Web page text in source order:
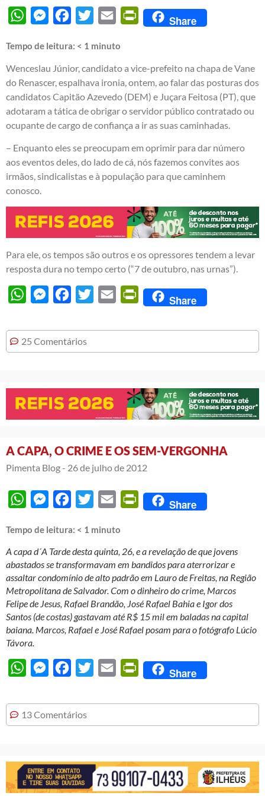
WhatsAppMessengerFacebook
Twitter Email PrintFriendly
Share
Tempo de leitura: < 1 minuto
Wenceslau Júnior, candidato a vice-prefeito na chapa de Vane
do Renascer, espalhava ironia, ontem, ao falar das posturas dos
candidatos Capitão Azevedo (DEM) e Juçara Feitosa (PT), que
adotaram a tática de obrigar o servidor público contratado ou
ocupante de cargo de confiança a ir as suas caminhadas.
– Enquanto eles se preocupam em oprimir para dar número
aos eventos deles, do lado de cá, nós fazemos convites aos
irmãos, sindicalistas e à população para que caminhem
conosco.
Para ele, os tempos são outros e os opressores tendem a levar
resposta dura no tempo certo (“7 de outubro, nas urnas”).
WhatsAppMessengerFacebook
Twitter Email PrintFriendly
Share
25 Comentários
A CAPA, O CRIME E OS SEM-VERGONHA
Pimenta Blog - 26 de julho de 2012
WhatsAppMessengerFacebook
Twitter Email PrintFriendly
Share
Tempo de leitura: < 1 minuto
A capa d´A Tarde desta quinta, 26, e a revelação de que jovens
abastados se transformavam em bandidos para aterrorizar e
assaltar condomínio de alto padrão em Lauro de Freitas, na Região
Metropolitana de Salvador. Com o dinheiro do crime, Marcos
Felipe de Jesus, Rafael Brandão, José Rafael Bahia e Igor dos
Santos (de costas) gastavam até R$ 15 mil em baladas na capital
baiana. Marcos, Rafael e José Rafael posam para o fotógrafo Lúcio
Távora.
WhatsAppMessengerFacebook
Twitter Email PrintFriendly
Share
13 Comentários